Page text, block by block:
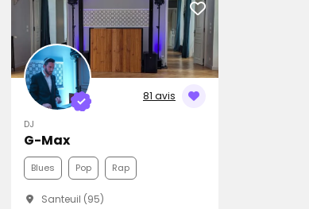
81 avis
DJ
G-Max
Blues Pop Rap
Santeuil (95)